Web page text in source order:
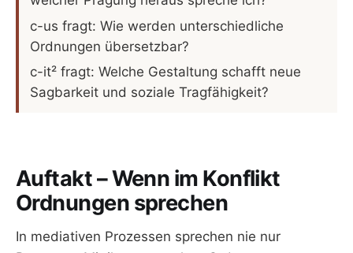
c-us fragt: Wie werden unterschiedliche
Ordnungen übersetzbar?
c-it² fragt: Welche Gestaltung schafft neue
Sagbarkeit und soziale Tragfähigkeit?
Auftakt – Wenn im Konflikt
Ordnungen sprechen
In mediativen Prozessen sprechen nie nur